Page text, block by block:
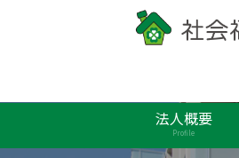
法人概要
Profile